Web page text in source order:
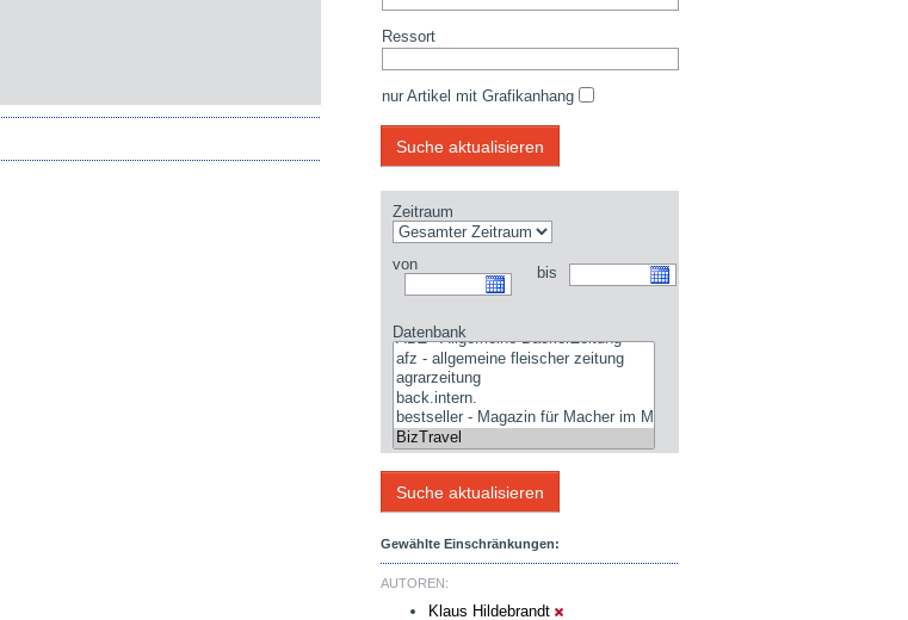
Ressort
nur Artikel mit Grafikanhang
Zeitraum
von bis
Datenbank
Gewählte Einschränkungen:
AUTOREN:
Klaus Hildebrandt